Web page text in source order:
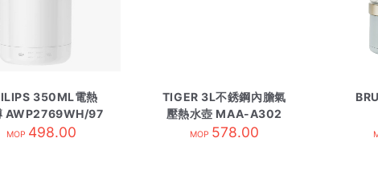
350ML電熱
AWP2769WH/97
白色
MOP 498.00
TIGER 3L不銹鋼內膽氣
壓熱水壺 MAA-A302
MOP 578.00